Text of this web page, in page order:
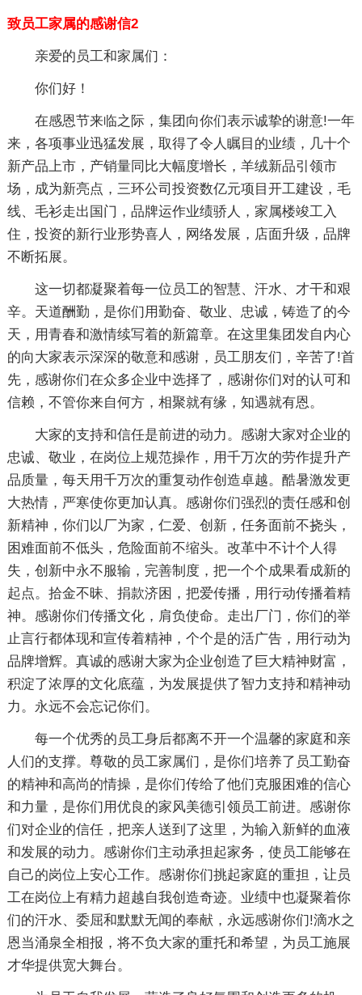
致员工家属的感谢信2
亲爱的员工和家属们：
你们好！
在感恩节来临之际，集团向你们表示诚挚的谢意!一年
来，各项事业迅猛发展，取得了令人瞩目的业绩，几十个
新产品上市，产销量同比大幅度增长，羊绒新品引领市
场，成为新亮点，三环公司投资数亿元项目开工建设，毛
线、毛衫走出国门，品牌运作业绩骄人，家属楼竣工入
住，投资的新行业形势喜人，网络发展，店面升级，品牌
不断拓展。
这一切都凝聚着每一位员工的智慧、汗水、才干和艰
辛。天道酬勤，是你们用勤奋、敬业、忠诚，铸造了的今
天，用青春和激情续写着的新篇章。在这里集团发自内心
的向大家表示深深的敬意和感谢，员工朋友们，辛苦了!首
先，感谢你们在众多企业中选择了，感谢你们对的认可和
信赖，不管你来自何方，相聚就有缘，知遇就有恩。
大家的支持和信任是前进的动力。感谢大家对企业的
忠诚、敬业，在岗位上规范操作，用千万次的劳作提升产
品质量，每天用千万次的重复动作创造卓越。酷暑激发更
大热情，严寒使你更加认真。感谢你们强烈的责任感和创
新精神，你们以厂为家，仁爱、创新，任务面前不挠头，
困难面前不低头，危险面前不缩头。改革中不计个人得
失，创新中永不服输，完善制度，把一个个成果看成新的
起点。拾金不昧、捐款济困，把爱传播，用行动传播着精
神。感谢你们传播文化，肩负使命。走出厂门，你们的举
止言行都体现和宣传着精神，个个是的活广告，用行动为
品牌增辉。真诚的感谢大家为企业创造了巨大精神财富，
积淀了浓厚的文化底蕴，为发展提供了智力支持和精神动
力。永远不会忘记你们。
每一个优秀的员工身后都离不开一个温馨的家庭和亲
人们的支撑。尊敬的员工家属们，是你们培养了员工勤奋
的精神和高尚的情操，是你们传给了他们克服困难的信心
和力量，是你们用优良的家风美德引领员工前进。感谢你
们对企业的信任，把亲人送到了这里，为输入新鲜的血液
和发展的动力。感谢你们主动承担起家务，使员工能够在
自己的岗位上安心工作。感谢你们挑起家庭的重担，让员
工在岗位上有精力超越自我创造奇迹。业绩中也凝聚着你
们的汗水、委屈和默默无闻的奉献，永远感谢你们!滴水之
恩当涌泉全相报，将不负大家的重托和希望，为员工施展
才华提供宽大舞台。